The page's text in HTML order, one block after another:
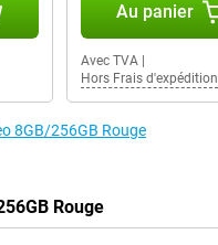
Au panier
Avec TVA|
Hors Frais d'expédition
8GB/256GB Rouge
Rouge